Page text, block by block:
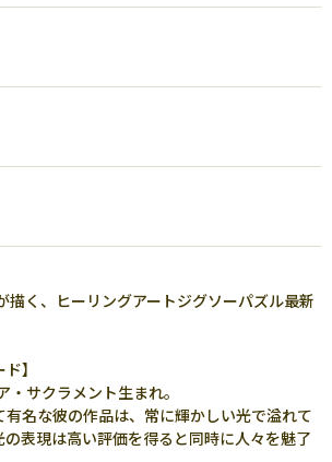
描く、ヒーリングアートジグソーパズル最新
】
サクラメント生まれ。
名な彼の作品は、常に輝かしい光で溢れて
表現は高い評価を得ると同時に人々を魅了